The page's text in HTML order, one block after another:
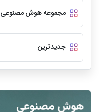
مجموعه هوش مصنوعی
جدیدترین